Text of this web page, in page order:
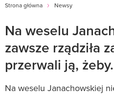
Strona główna Newsy
Na weselu
zawsze rządziła
przerwali ją,
Na weselu Janachowskiej